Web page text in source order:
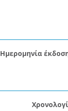
Ημερομηνία